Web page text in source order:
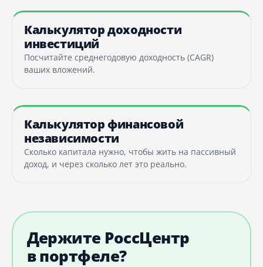
Калькулятор доходности
инвестиций
Посчитайте среднегодовую доходность (CAGR)
ваших вложений.
Калькулятор финансовой
независимости
Сколько капитала нужно, чтобы жить на пассивный
доход, и через сколько лет это реально.
Держите РоссЦентр
в портфеле?